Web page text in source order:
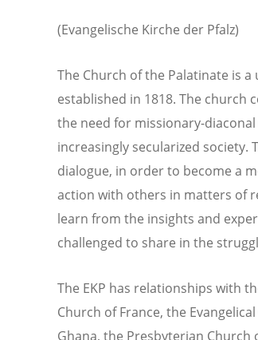
(Evangelische Kirche der Pfalz)
The Church of the Palatinate is
established in 1818. The church
the need for missionary-
increasingly secularized society.
dialogue, in order to become a
action with others in matters of
learn from the insights and
challenged to share in the
The EKP has relationships with
Church of France, the
Ghana, the Presbyterian Church